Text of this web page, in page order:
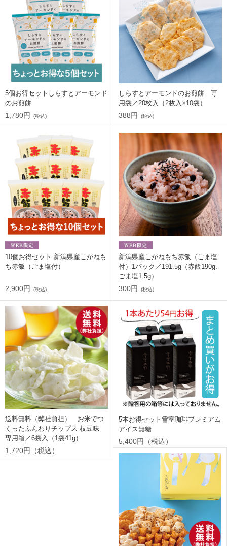
5個お得セットしらすとアーモンド
のお煎餅
1,780円 (税込)
しらすとアーモンドのお煎餅 専
用袋／20枚入（2枚入×10袋）
388円 (税込)
10個お得セット 新潟県産こがねも
ち赤飯（ごま塩付）
2,900円 (税込)
新潟県産こがねもち赤飯（ごま塩
付）1パック／191.5g（赤飯190g、
ごま塩1.5g）
300円 (税込)
送料無料（弊社負担） お米でつ
くったふんわりチップス 枝豆味
専用箱／6袋入（1袋41g）
1,720円（税込）
5本お得セット雪室珈琲プレミアム
アイス無糖
5,400円（税込）